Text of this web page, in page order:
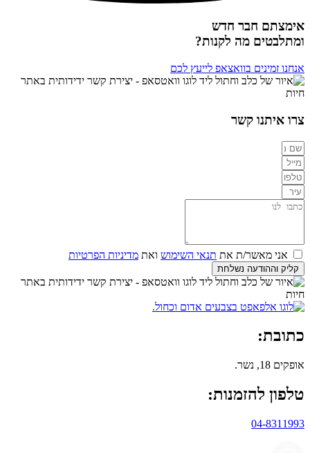
אימצתם חבר חדש
ומתלבטים מה לקנות?
אנחנו זמינים בוואצאפ לייעץ לכם
צרו איתנו קשר
אני מאשר/ת את תנאי השימוש ואת מדיניות הפרטיות
קליק וההודעה נשלחת
כתובת:
אופקים 18, נשר.
טלפון להזמנות:
04-8311993